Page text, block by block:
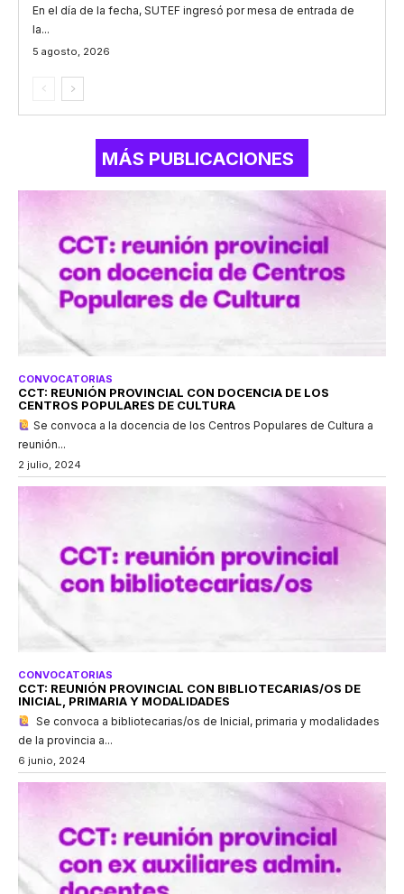
En el día de la fecha, SUTEF ingresó por mesa de entrada de
la...
5 agosto, 2026
MÁS PUBLICACIONES
CONVOCATORIAS
CCT: REUNIÓN PROVINCIAL CON DOCENCIA DE LOS
CENTROS POPULARES DE CULTURA
Se convoca a la docencia de los Centros Populares de Cultura a
reunión...
2 julio, 2024
CONVOCATORIAS
CCT: REUNIÓN PROVINCIAL CON BIBLIOTECARIAS/OS DE
INICIAL, PRIMARIA Y MODALIDADES
Se convoca a bibliotecarias/os de Inicial, primaria y modalidades
de la provincia a...
6 junio, 2024